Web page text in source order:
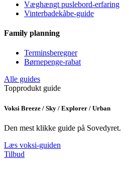
Væghængt puslebord-erfaring
Vinterbadekåbe-guide
Family planning
Terminsberegner
Børnepenge-rabat
Alle guides
Topprodukt guide
Voksi Breeze / Sky / Explorer / Urban
Den mest klikke guide på Sovedyret.
Læs voksi-guiden
Tilbud